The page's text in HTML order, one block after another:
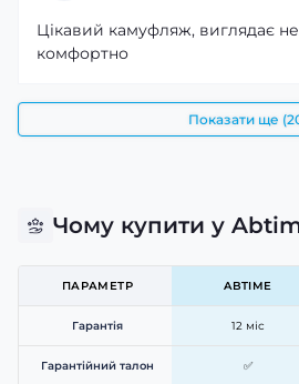
Цікавий камуфляж, виглядає
комфортно
Показати ще
Чому купити у
ПАРАМЕТР ABTIME
Гарантія 12 міс
Гарантійний талон ✅